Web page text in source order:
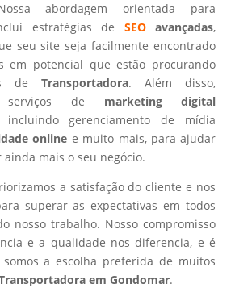
abordagem orientada para
estratégias de SEOavançadas,
seu site seja facilmente encontrado
em potencial que estão procurando
deTransportadora. Além disso,
serviços de marketing digital
incluindo gerenciamento de mídia
online e muito mais, para ajudar
mais o seu negócio.
a satisfação do cliente e nos
superar as expectativas em todos
nosso trabalho. Nosso compromisso
e a qualidade nos diferencia, e é
a escolha preferida de muitos
em Gondomar.